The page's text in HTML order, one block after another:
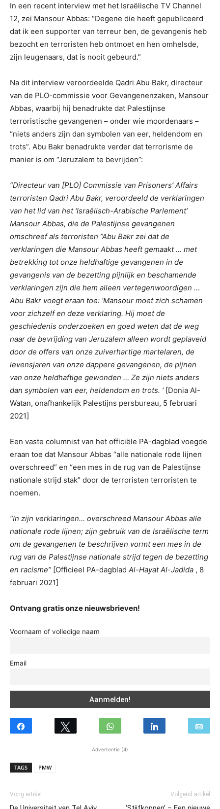
In een recent interview met het Israëlische TV Channel
12, zei Mansour Abbas: “Degene die heeft gepubliceerd
dat ik een supporter van terreur ben, de gevangenis heb
bezocht en terroristen heb ontmoet en hen omhelsde,
zijn leugenaars, dat is nooit gebeurd.”
Na dit interview veroordeelde Qadri Abu Bakr, directeur
van de PLO-commissie voor Gevangenenzaken, Mansour
Abbas, waarbij hij benadrukte dat Palestijnse
terroristische gevangenen – onder wie moordenaars –
“niets anders zijn dan symbolen van eer, heldendom en
trots”. Abu Bakr benadrukte verder dat terrorisme de
manier is om “Jeruzalem te bevrijden”:
“Directeur van [PLO] Commissie van Prisoners’ Affairs
terroristen Qadri Abu Bakr, veroordeeld de verklaringen
van het lid van het ‘Israëlisch-Arabische Parlement’
Mansour Abbas, die de Palestijnse gevangenen
omschreef als terroristen ”Abu Bakr zei dat de
verklaringen die Mansour Abbas heeft gemaakt … met
betrekking tot onze heldhaftige gevangenen in de
gevangenis van de bezetting pijnlijk en beschamende
verklaringen zijn die hem alleen vertegenwoordigen …
Abu Bakr voegt eraan toe: ‘Mansour moet zich schamen
voor zichzelf en deze verklaring. Hij moet de
geschiedenis onderzoeken en goed weten dat de weg
naar de bevrijding van Jeruzalem alleen wordt geplaveid
door de offers van onze zuiverhartige martelaren, de
levensjaren van onze dappere gevangenen, de pijnen
van onze heldhaftige gewonden … Ze zijn niets anders
dan symbolen van eer, heldendom en trots. ‘[Donia Al-
Watan, onafhankelijk Palestijns persbureau, 5 februari
2021]
Een vaste columnist van het officiële PA-dagblad voegde
eraan toe dat Mansour Abbas “alle nationale rode lijnen
overschreed” en “een mes in de rug van de Palestijnse
nationale strijd stak” door de terroristen terroristen te
noemen.
“In zijn verklaringen… overschreed Mansour Abbas alle
nationale rode lijnen; zijn gebruik van de Israëlische term
om de gevangenen te beschrijven vormt een mes in de
rug van de Palestijnse nationale strijd tegen de bezetting
en racisme” [Officieel PA-dagblad Al-Hayat Al-Jadida , 8
februari 2021]
Ontvang gratis onze nieuwsbrieven!
Voornaam of volledige naam
Email
Advertentie (4)
TAGS PMW
Vorig artikel Volgend artikel